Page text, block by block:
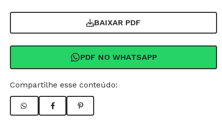
BAIXAR PDF
PDF NO WHATSAPP
Compartilhe esse conteúdo: